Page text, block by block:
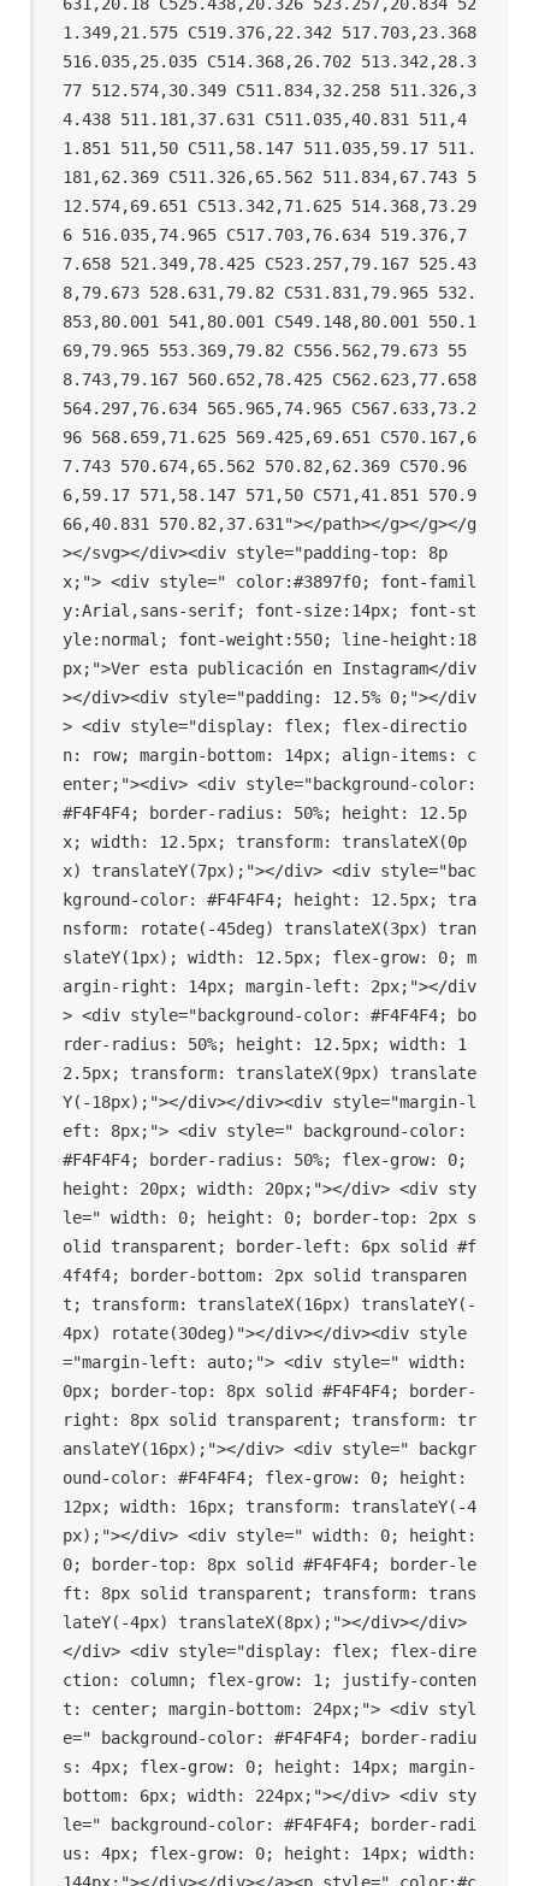
1.349,21.575 C519.376,22.342 517.703,23.368
516.035,25.035 C514.368,26.702 513.342,28.3
77 512.574,30.349 C511.834,32.258 511.326,3
4.438 511.181,37.631 C511.035,40.831 511,4
1.851 511,50 C511,58.147 511.035,59.17 511.
181,62.369 C511.326,65.562 511.834,67.743 5
12.574,69.651 C513.342,71.625 514.368,73.29
6 516.035,74.965 C517.703,76.634 519.376,7
7.658 521.349,78.425 C523.257,79.167 525.43
8,79.673 528.631,79.82 C531.831,79.965 532.
853,80.001 541,80.001 C549.148,80.001 550.1
69,79.965 553.369,79.82 C556.562,79.673 55
8.743,79.167 560.652,78.425 C562.623,77.658
564.297,76.634 565.965,74.965 C567.633,73.2
96 568.659,71.625 569.425,69.651 C570.167,6
7.743 570.674,65.562 570.82,62.369 C570.96
6,59.17 571,58.147 571,50 C571,41.851 570.9
66,40.831 570.82,37.631"></path></g></g></g
></svg></div><div style="padding-top: 8p
x;"> <div style=" color:#3897f0; font-famil
y:Arial,sans-serif; font-size:14px; font-st
yle:normal; font-weight:550; line-height:18
px;">Ver esta publicación en Instagram</div
></div><div style="padding: 12.5% 0;"></div
> <div style="display: flex; flex-directio
n: row; margin-bottom: 14px; align-items: c
enter;"><div> <div style="background-color:
#F4F4F4; border-radius: 50%; height: 12.5p
x; width: 12.5px; transform: translateX(0p
x) translateY(7px);"></div> <div style="bac
kground-color: #F4F4F4; height: 12.5px; tra
nsform: rotate(-45deg) translateX(3px) tran
slateY(1px); width: 12.5px; flex-grow: 0; m
argin-right: 14px; margin-left: 2px;"></div
> <div style="background-color: #F4F4F4; bo
rder-radius: 50%; height: 12.5px; width: 1
2.5px; transform: translateX(9px) translate
Y(-18px);"></div></div><div style="margin-l
eft: 8px;"> <div style=" background-color:
#F4F4F4; border-radius: 50%; flex-grow: 0;
height: 20px; width: 20px;"></div> <div sty
le=" width: 0; height: 0; border-top: 2px s
olid transparent; border-left: 6px solid #f
4f4f4; border-bottom: 2px solid transparen
t; transform: translateX(16px) translateY(-
4px) rotate(30deg)"></div></div><div style
="margin-left: auto;"> <div style=" width:
0px; border-top: 8px solid #F4F4F4; border-
right: 8px solid transparent; transform: tr
anslateY(16px);"></div> <div style=" backgr
ound-color: #F4F4F4; flex-grow: 0; height:
12px; width: 16px; transform: translateY(-4
px);"></div> <div style=" width: 0; height:
0; border-top: 8px solid #F4F4F4; border-le
ft: 8px solid transparent; transform: trans
lateY(-4px) translateX(8px);"></div></div>
</div> <div style="display: flex; flex-dire
ction: column; flex-grow: 1; justify-conten
t: center; margin-bottom: 24px;"> <div styl
e=" background-color: #F4F4F4; border-radiu
s: 4px; flex-grow: 0; height: 14px; margin-
bottom: 6px; width: 224px;"></div> <div sty
le=" background-color: #F4F4F4; border-radi
us: 4px; flex-grow: 0; height: 14px; width:
144px;"></div></div></a><p style=" color:#c